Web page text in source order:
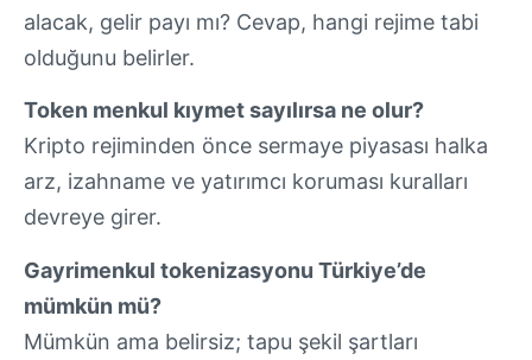
alacak, gelir payı mı? Cevap, hangi rejime tabi
olduğunu belirler.
Token menkul kıymet sayılırsa ne olur?
Kripto rejiminden önce sermaye piyasası halka
arz, izahname ve yatırımcı koruması kuralları
devreye girer.
Gayrimenkul tokenizasyonu Türkiye’de
mümkün mü?
Mümkün ama belirsiz; tapu şekil şartları